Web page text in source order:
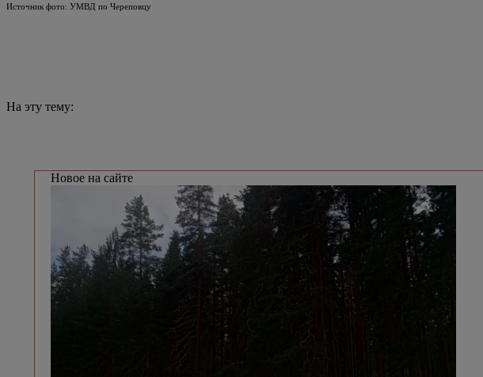
Источник фото: УМВД по Череповцу
На эту тему:
Новое на сайте